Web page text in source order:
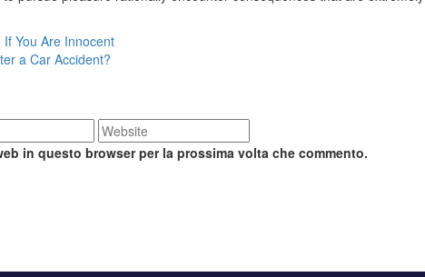
You Are Innocent
a Car Accident?
in questo browser per la prossima volta che commento.